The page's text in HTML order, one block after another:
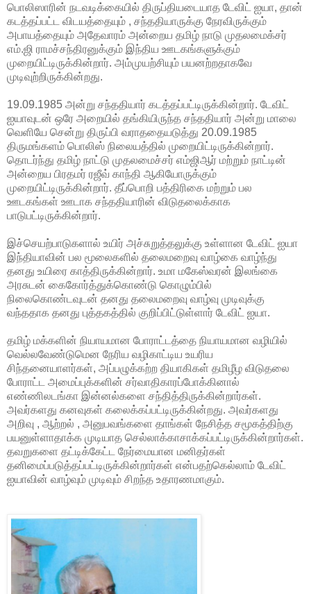
பொலிஸாரின் நடவடிக்கையில் திருப்தியடையாத டேவிட் ஐயா, தான்
கடத்தப்பட்ட விடயத்தையும் , சந்ததியாருக்கு நேரவிருக்கும்
அபாயத்தையும் அதேவாரம் அன்றைய தமிழ் நாடு முதலமைக்சர்
எம்.ஜி ராமச்சந்திரனுக்கும் இந்திய ஊடகங்களுக்கும்
முறையிட்டிருக்கின்றார். அம்முயற்சியும் பயனற்றதாகவே
முடிவுற்றிருக்கின்றது.
19.09.1985 அன்று சந்ததியார் கடத்தப்பட்டிருக்கின்றார். டேவிட்
ஐயாவுடன் ஒரே அறையில் தங்கியிருந்த சந்ததியார் அன்று மாலை
வெளியே சென்று திருப்பி வராததையடுத்து 20.09.1985
திருமங்களம் பொலிஸ் நிலையத்தில் முறையிட்டிருக்கின்றார்.
தொடர்ந்து தமிழ் நாட்டு முதலமைச்சர் எம்ஜிஆர் மற்றும் நாட்டின்
அன்றைய பிரதமர் ரஜீவ் காந்தி ஆகியோருக்கும்
முறையிட்டிருக்கின்றார். தீப்பொறி பத்திரிகை மற்றும் பல
ஊடகங்கள் ஊடாக சந்ததியாரின் விடுதலைக்காக
பாடுபட்டிருக்கின்றார்.
இச்செயற்பாடுகளால் உயிர் அச்சுறுத்தலுக்கு உள்ளான டேவிட் ஐயா
இந்தியாவின் பல மூலைகளில் தலைமறைவு வாழ்கை வாழ்ந்து
தனது உயிரை காத்திருக்கின்றார். உமா மகேஸ்வரன் இலங்கை
அரசுடன் கைகோர்த்துக்கொண்டு கொழும்பில்
நிலைகொண்டவுடன் தனது தலைமறைவு வாழ்வு முடிவுக்கு
வந்ததாக தனது புத்தகத்தில் குறிப்பிட்டுள்ளார் டேவிட் ஐயா.
தமிழ் மக்களின் நியாயமான போராட்டத்தை நியாயமான வழியில்
வெல்லவேண்டுமென நேரிய வழிகாட்டிய உயரிய
சிந்தனையாளர்கள், அப்பழுக்கற்ற தியாகிகள் தமிழீழ விடுதலை
போராட்ட அமைப்புக்களின் சர்வாதிகாரப்போக்கினால்
எண்ணிலடங்கா இன்னல்களை சந்தித்திருக்கின்றார்கள்.
அவர்களது கனவுகள் கலைக்கப்பட்டிருக்கின்றது. அவர்களது
அறிவு , ஆற்றல் , அனுபவங்களை தாங்கள் நேசித்த சமூகத்திற்கு
பயனுள்ளாதாக்க முடியாத செல்லாக்காசாக்கப்பட்டிருக்கின்றார்கள்.
தவறுகளை தட்டிக்கேட்ட நேர்மையான மனிதர்கள்
தனிமைப்படுத்தப்பட்டிருக்கின்றார்கள் என்பதற்கெல்லாம் டேவிட்
ஐயாவின் வாழ்வும் முடிவும் சிறந்த உதாரணமாகும்.